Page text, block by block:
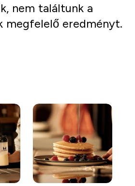
nem találtunk a
megfelelő eredményt.